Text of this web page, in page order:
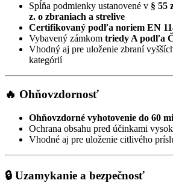
Spĺňa podmienky ustanovené v § 55
z. o zbraniach a strelive
Certifikovaný podľa noriem EN
Vybavený zámkom triedy A podľa
Vhodný aj pre uloženie zbraní
kategórií
🔥 Ohňovzdornosť
Ohňovzdorné vyhotovenie do 60
Ochrana obsahu pred účinkami
Vhodné aj pre uloženie citlivého
🔒 Uzamykanie a bezpečnosť